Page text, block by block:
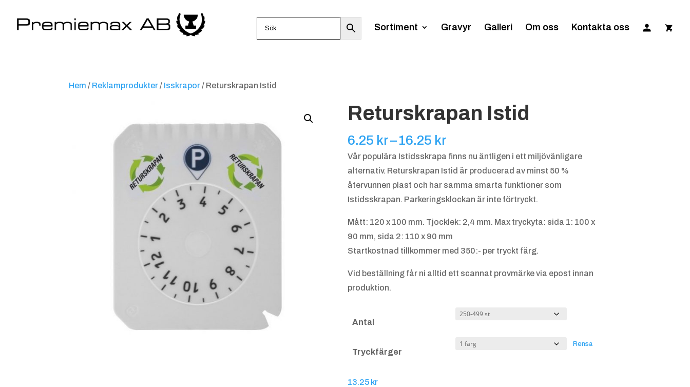
Sortiment Gravyr Galleri Om oss Kontakta oss
Hem / Reklamprodukter/ Isskrapor/ Returskrapan Istid
Returskrapan Istid
6.25 kr–16.25 krPrisintervall:
6.25 kr
till
16.25 kr
Vår populära Istidsskrapa finns nu äntligen i ett miljövänligare
alternativ. Returskrapan Istid är producerad av minst 50 %
återvunnen plast och har samma smarta funktioner som
Istidsskrapan. Parkeringsklockan är inte förtryckt.
Mått: 120 x 100 mm. Tjocklek: 2,4 mm. Max tryckyta: sida 1: 100 x
90 mm, sida 2: 110 x 90 mm
Startkostnad tillkommer med 350:- per tryckt färg.
Vid beställning får ni alltid ett scannat provmärke via epost innan
produktion.
Antal
Tryckfärger
Rensa
13.25 kr